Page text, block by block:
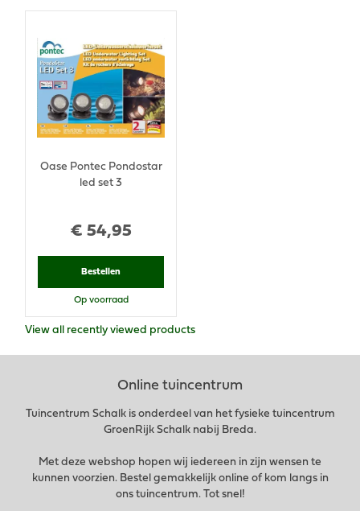
€ 54,95
Oase Pontec Pondostar
led set 3
Bestellen
Op voorraad
View all recently viewed products
Online tuincentrum
Tuincentrum Schalk is onderdeel van het fysieke tuincentrum
GroenRijk Schalk nabij Breda.
Met deze webshop hopen wij iedereen in zijn wensen te
kunnen voorzien. Bestel gemakkelijk online of kom langs in
ons tuincentrum. Tot snel!